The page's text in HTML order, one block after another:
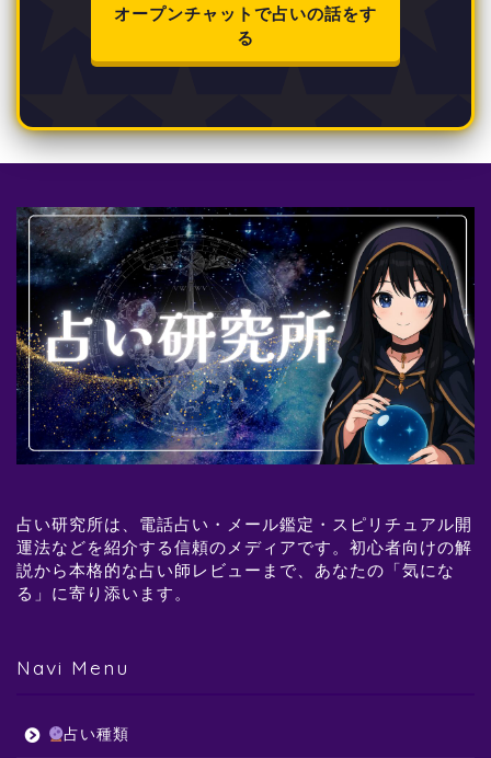
オープンチャットで占いの話をす
る
占い研究所は、電話占い・メール鑑定・スピリチュアル開
運法などを紹介する信頼のメディアです。初心者向けの解
説から本格的な占い師レビューまで、あなたの「気にな
る」に寄り添います。
Navi Menu
占い種類